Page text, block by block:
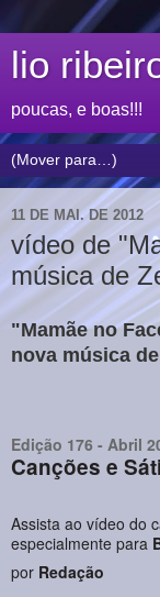
lio
poucas, e boas!!!
11 DE MAI. DE 2012
vídeo de
música de
"Mamãe no
nova música
Edição 176 - Abril
Canções e
Assista ao vídeo do
especialmente para
por Redação